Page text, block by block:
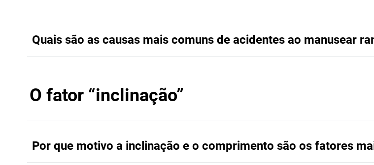
Quais são as causas mais comuns de acidentes ao manusear
O fator “inclinação”
Por que motivo a inclinação e o comprimento são os fatores